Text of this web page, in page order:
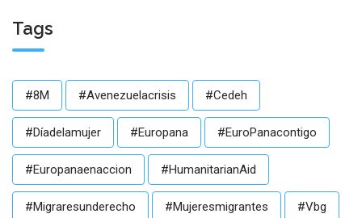
Tags
#8M #avenezuelacrisis #Cedeh
#díadelamujer #europana #euroPanacontigo
#Europanaenaccion #HumanitarianAid
#migraresunderecho #mujeresmigrantes #vbg